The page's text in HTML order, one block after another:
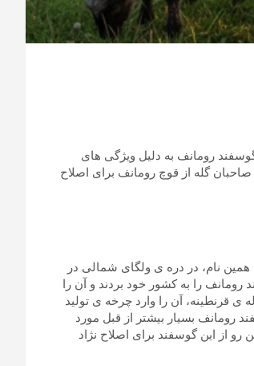
رومانف به دلیل ویژگی های
گله از قوچ رومانف برای اصلاح
نام، در دره ی ولگای شمالی در
را به کشور خود بردند و آن را
ی قرنطینه، آن را وارد چرخه ی تولید
رومانف بسیار بیشتر از قبل مورد
از این گوسفند برای اصلاح نژاد